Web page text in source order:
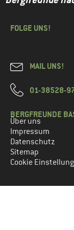
Antworten
FOLGE UNS!
MAIL UNS!
01-38528-
BERGFREUNDE
Über uns
Impressum
Datenschutz
Sitemap
Cookie